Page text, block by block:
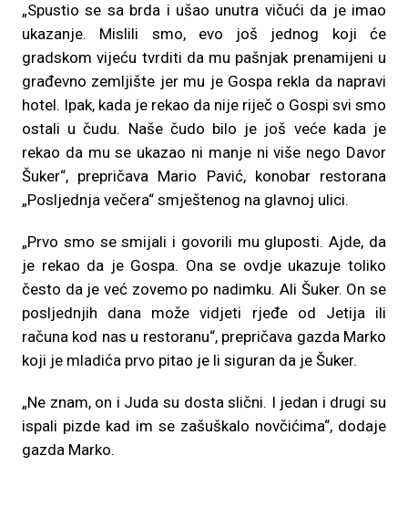
„Spustio se sa brda i ušao unutra vičući da je imao
ukazanje. Mislili smo, evo još jednog koji će
gradskom vijeću tvrditi da mu pašnjak prenamijeni u
građevno zemljište jer mu je Gospa rekla da napravi
hotel. Ipak, kada je rekao da nije riječ o Gospi svi smo
ostali u čudu. Naše čudo bilo je još veće kada je
rekao da mu se ukazao ni manje ni više nego Davor
Šuker“, prepričava Mario Pavić, konobar restorana
„Posljednja večera“ smještenog na glavnoj ulici.
„Prvo smo se smijali i govorili mu gluposti. Ajde, da
je rekao da je Gospa. Ona se ovdje ukazuje toliko
često da je već zovemo po nadimku. Ali Šuker. On se
posljednjih dana može vidjeti rjeđe od Jetija ili
računa kod nas u restoranu“, prepričava gazda Marko
koji je mladića prvo pitao je li siguran da je Šuker.
„Ne znam, on i Juda su dosta slični. I jedan i drugi su
ispali pizde kad im se zašuškalo novčićima“, dodaje
gazda Marko.